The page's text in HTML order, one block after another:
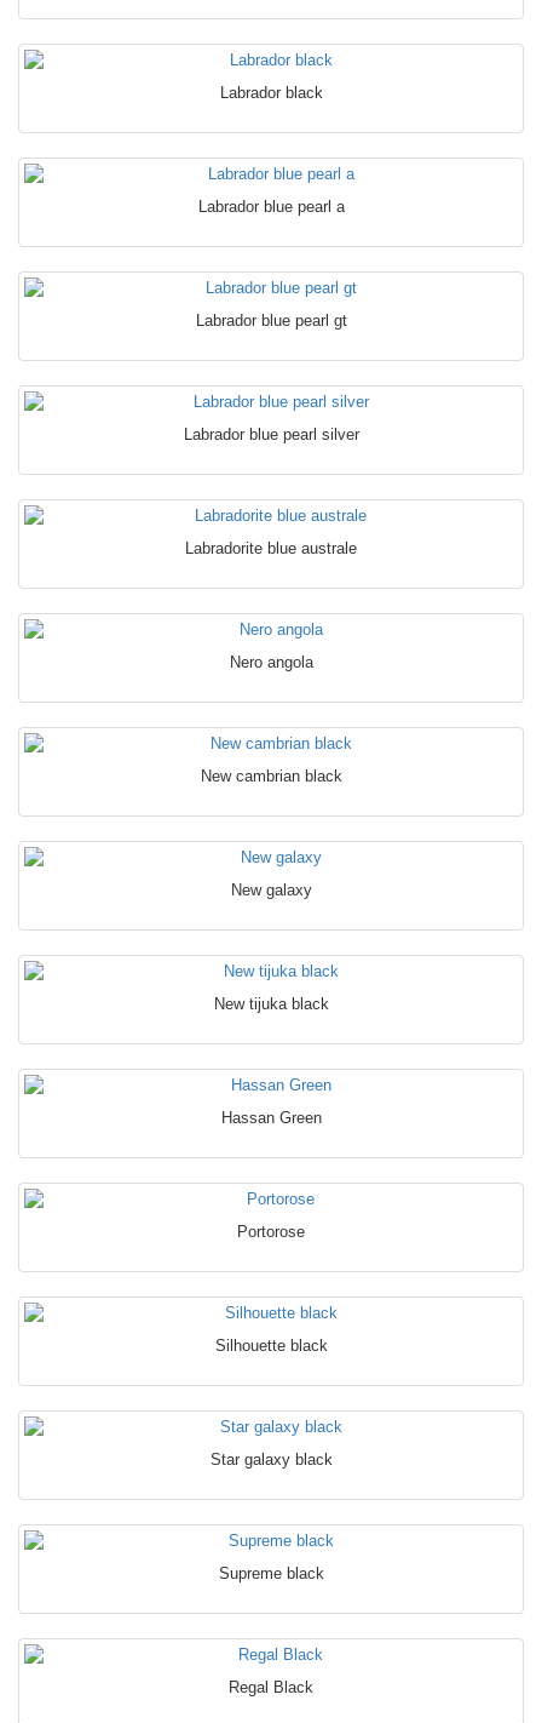
Labrador black
Labrador blue pearl a
Labrador blue pearl gt
Labrador blue pearl silver
Labradorite blue australe
Nero angola
New cambrian black
New galaxy
New tijuka black
Hassan Green
Portorose
Silhouette black
Star galaxy black
Supreme black
Regal Black